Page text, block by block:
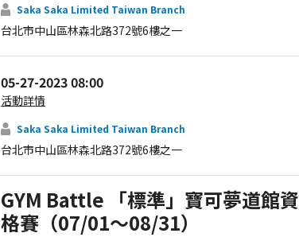
Saka Saka Limited Taiwan Branch
台北市中山區林森北路372號6樓之一
05-27-2023 08:00
活動詳情
Saka Saka Limited Taiwan Branch
台北市中山區林森北路372號6樓之一
GYM Battle 「標準」寶可夢道館資
格賽（07/01～08/31）